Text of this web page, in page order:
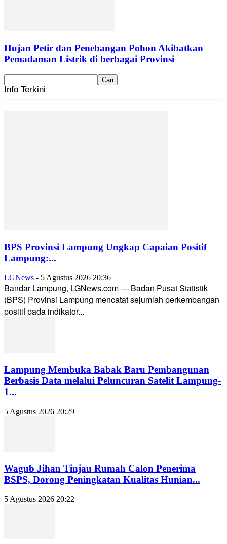
Hujan Petir dan Penebangan Pohon Akibatkan
Pemadaman Listrik di berbagai Provinsi
Info Terkini
BPS Provinsi Lampung Ungkap Capaian Positif
Lampung:...
LGNews - 5 Agustus 2026 20:36
Bandar Lampung, LGNews.com — Badan Pusat Statistik
(BPS) Provinsi Lampung mencatat sejumlah perkembangan
positif pada indikator...
Lampung Membuka Babak Baru Pembangunan
Berbasis Data melalui Peluncuran Satelit Lampung-
1...
5 Agustus 2026 20:29
Wagub Jihan Tinjau Rumah Calon Penerima
BSPS, Dorong Peningkatan Kualitas Hunian...
5 Agustus 2026 20:22